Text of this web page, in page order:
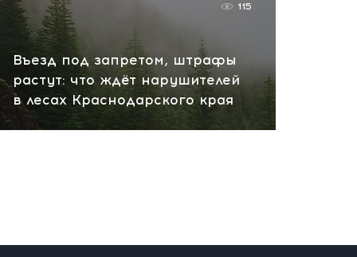
Въезд под запретом, штрафы
растут: что ждёт нарушителей
в лесах Краснодарского края
115